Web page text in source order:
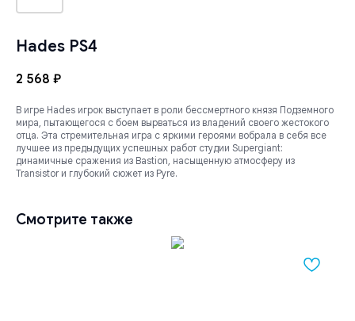
Hades PS4
2 568 ₽
В игре Hades игрок выступает в роли бессмертного князя Подземного
мира, пытающегося с боем вырваться из владений своего жестокого
отца. Эта стремительная игра с яркими героями вобрала в себя все
лучшее из предыдущих успешных работ студии Supergiant:
динамичные сражения из Bastion, насыщенную атмосферу из
Transistor и глубокий сюжет из Pyre.
Смотрите также